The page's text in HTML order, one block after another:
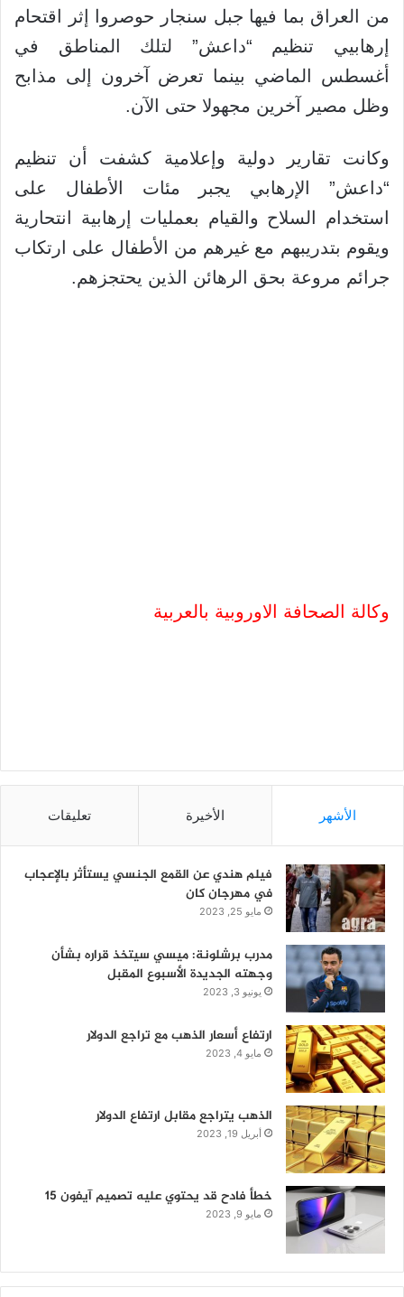
من العراق بما فيها جبل سنجار حوصروا إثر اقتحام
إرهابيي تنظيم “داعش” لتلك المناطق في
أغسطس الماضي بينما تعرض آخرون إلى مذابح
وظل مصير آخرين مجهولا حتى الآن.
وكانت تقارير دولية وإعلامية كشفت أن تنظيم
“داعش” الإرهابي يجبر مئات الأطفال على
استخدام السلاح والقيام بعمليات إرهابية انتحارية
ويقوم بتدريبهم مع غيرهم من الأطفال على ارتكاب
جرائم مروعة بحق الرهائن الذين يحتجزهم.
وكالة الصحافة الاوروبية بالعربية
الأشهر الأخيرة تعليقات
فيلم هندي عن القمع الجنسي يستأثر بالإعجاب
في مهرجان كان
مايو 25, 2023
مدرب برشلونة: ميسي سيتخذ قراره بشأن
وجهته الجديدة الأسبوع المقبل
يونيو 3, 2023
ارتفاع أسعار الذهب مع تراجع الدولار
مايو 4, 2023
الذهب يتراجع مقابل ارتفاع الدولار
أبريل 19, 2023
خطأ فادح قد يحتوي عليه تصميم آيفون 15
مايو 9, 2023